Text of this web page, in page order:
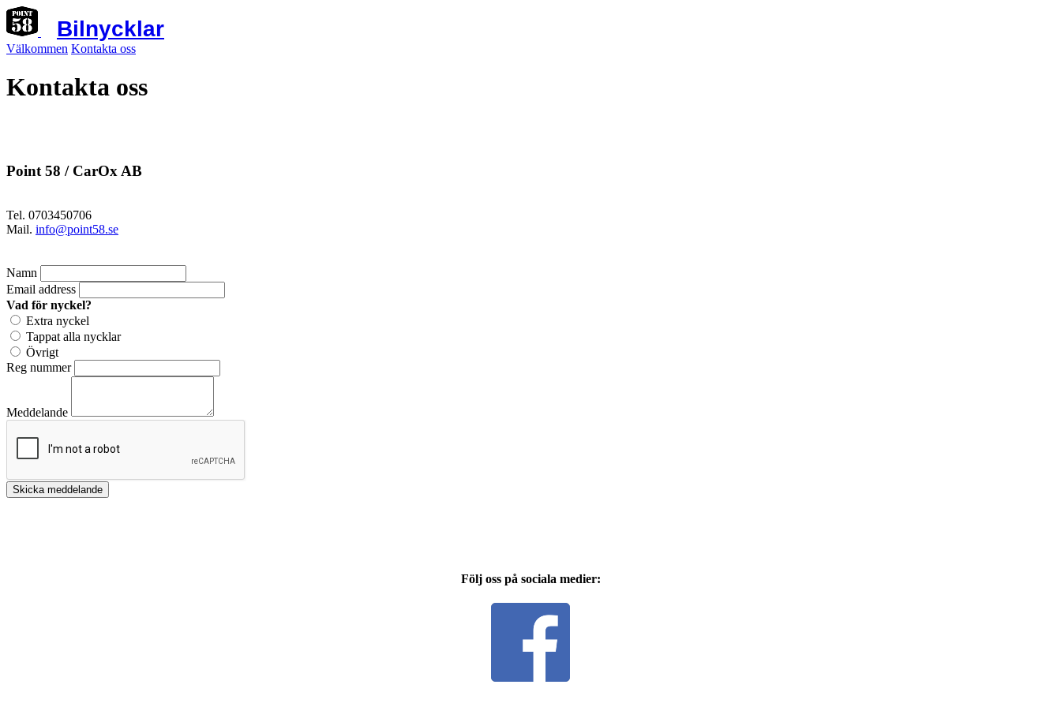
Bilnycklar
Välkommen Kontakta oss
Kontakta oss
Point 58 / CarOx AB
Tel. 0703450706
Mail. info@point58.se
Namn
Email address
Vad för nyckel?
Extra nyckel
Tappat alla nycklar
Övrigt
Reg nummer
Meddelande
Skicka meddelande
Följ oss på sociala medier: